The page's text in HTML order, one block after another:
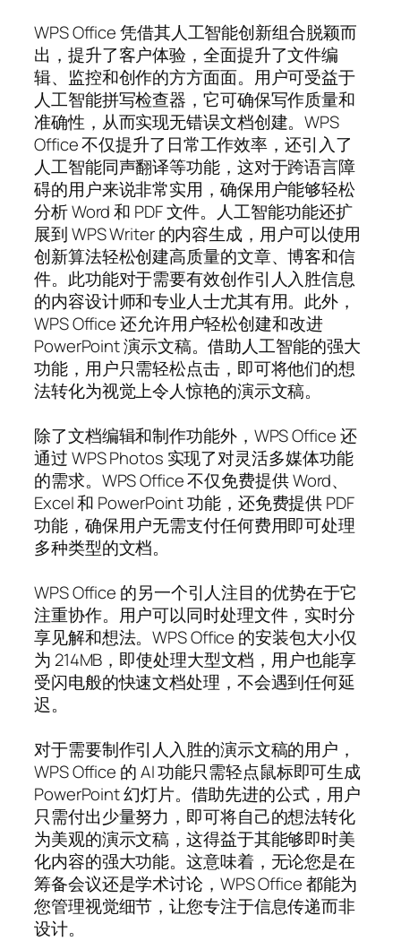
WPS Office 凭借其人工智能创新组合脱颖而
出，提升了客户体验，全面提升了文件编
辑、监控和创作的方方面面。用户可受益于
人工智能拼写检查器，它可确保写作质量和
准确性，从而实现无错误文档创建。WPS
Office 不仅提升了日常工作效率，还引入了
人工智能同声翻译等功能，这对于跨语言障
碍的用户来说非常实用，确保用户能够轻松
分析 Word 和 PDF 文件。人工智能功能还扩
展到 WPS Writer 的内容生成，用户可以使用
创新算法轻松创建高质量的文章、博客和信
件。此功能对于需要有效创作引人入胜信息
的内容设计师和专业人士尤其有用。此外，
WPS Office 还允许用户轻松创建和改进
PowerPoint 演示文稿。借助人工智能的强大
功能，用户只需轻松点击，即可将他们的想
法转化为视觉上令人惊艳的演示文稿。
除了文档编辑和制作功能外，WPS Office 还
通过 WPS Photos 实现了对灵活多媒体功能
的需求。WPS Office 不仅免费提供 Word、
Excel 和 PowerPoint 功能，还免费提供 PDF
功能，确保用户无需支付任何费用即可处理
多种类型的文档。
WPS Office 的另一个引人注目的优势在于它
注重协作。用户可以同时处理文件，实时分
享见解和想法。WPS Office 的安装包大小仅
为 214MB，即使处理大型文档，用户也能享
受闪电般的快速文档处理，不会遇到任何延
迟。
对于需要制作引人入胜的演示文稿的用户，
WPS Office 的 AI 功能只需轻点鼠标即可生成
PowerPoint 幻灯片。借助先进的公式，用户
只需付出少量努力，即可将自己的想法转化
为美观的演示文稿，这得益于其能够即时美
化内容的强大功能。这意味着，无论您是在
筹备会议还是学术讨论，WPS Office 都能为
您管理视觉细节，让您专注于信息传递而非
设计。